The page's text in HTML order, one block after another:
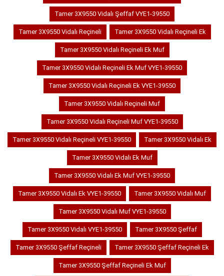
Tamer 3X9550 Vidalı Şeffaf VYE1-39550
Tamer 3X9550 Vidalı Reçineli Tamer 3X9550 Vidalı Reçineli Ek
Tamer 3X9550 Vidalı Reçineli Ek Muf
Tamer 3X9550 Vidalı Reçineli Ek Muf VYE1-39550
Tamer 3X9550 Vidalı Reçineli Ek VYE1-39550
Tamer 3X9550 Vidalı Reçineli Muf
Tamer 3X9550 Vidalı Reçineli Muf VYE1-39550
Tamer 3X9550 Vidalı Reçineli VYE1-39550 Tamer 3X9550 Vidalı Ek
Tamer 3X9550 Vidalı Ek Muf
Tamer 3X9550 Vidalı Ek Muf VYE1-39550
Tamer 3X9550 Vidalı Ek VYE1-39550 Tamer 3X9550 Vidalı Muf
Tamer 3X9550 Vidalı Muf VYE1-39550
Tamer 3X9550 Vidalı VYE1-39550 Tamer 3X9550 Şeffaf
Tamer 3X9550 Şeffaf Reçineli Tamer 3X9550 Şeffaf Reçineli Ek
Tamer 3X9550 Şeffaf Reçineli Ek Muf